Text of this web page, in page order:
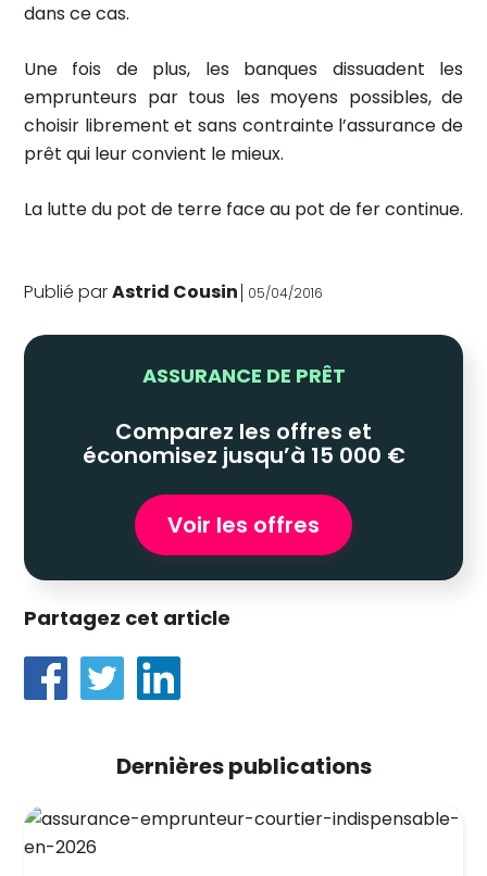
dans ce cas.
Une fois de plus, les banques dissuadent les
emprunteurs par tous les moyens possibles, de
choisir librement et sans contrainte l’assurance de
prêt qui leur convient le mieux.
La lutte du pot de terre face au pot de fer continue.
Publié parAstrid Cousin 05/04/2016
ASSURANCE DE PRÊT
Comparez les offres et
économisez jusqu’à 15 000 €
Voir les offres
Partagez cet article
Dernières publications